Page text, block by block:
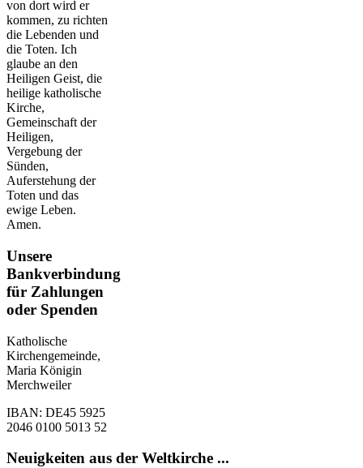
von dort wird er
kommen, zu richten
die Lebenden und
die Toten. Ich
glaube an den
Heiligen Geist, die
heilige katholische
Kirche,
Gemeinschaft der
Heiligen,
Vergebung der
Sünden,
Auferstehung der
Toten und das
ewige Leben.
Amen.
Unsere
Bankverbindung
für Zahlungen
oder Spenden
Katholische
Kirchengemeinde,
Maria Königin
Merchweiler
IBAN: DE45 5925
2046 0100 5013 52
Neuigkeiten aus der Weltkirche ...